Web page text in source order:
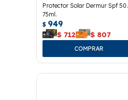
Protector Solar Dermur Spf 50.
75ml.
$ 949
$ 712 $ 807